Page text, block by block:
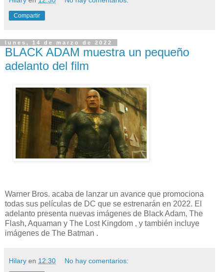
Compartir
lunes, 14 de marzo de 2022
BLACK ADAM muestra un pequeño
adelanto del film
Warner Bros. acaba de lanzar un avance que promociona
todas sus películas de DC que se estrenarán en 2022. El
adelanto presenta nuevas imágenes de Black Adam, The
Flash, Aquaman y The Lost Kingdom , y también incluye
imágenes de The Batman .
Hilary en 12:30 No hay comentarios: